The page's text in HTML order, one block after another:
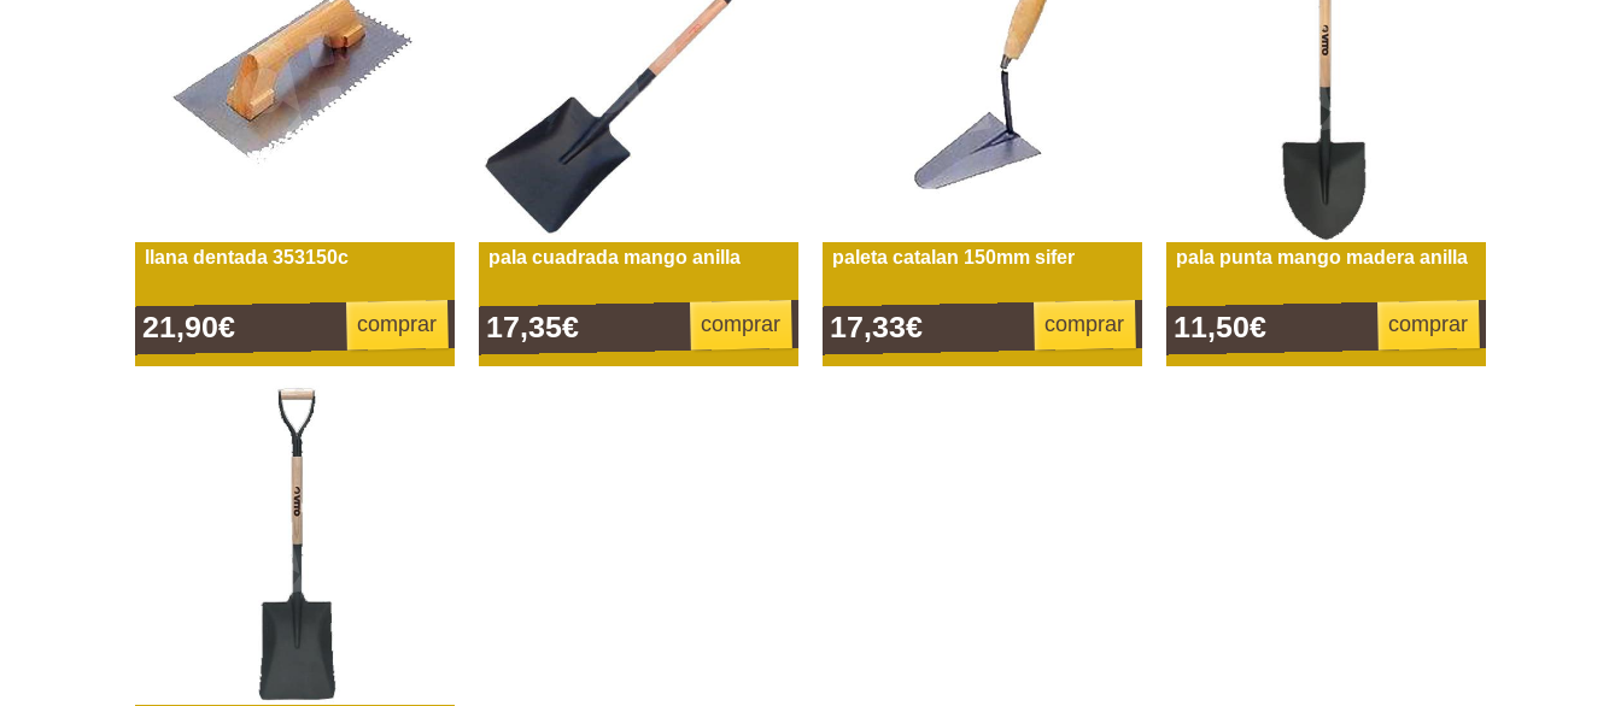
llana dentada 353150c
21,90€ comprar
pala cuadrada mango anilla
17,35€ comprar
paleta catalan 150mm sifer
17,33€ comprar
pala punta mango madera anilla
11,50€ comprar